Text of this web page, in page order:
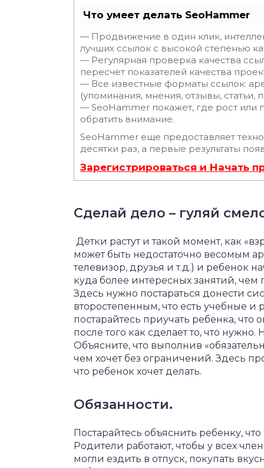
Что умеет делать SeoHammer
— Продвижение в один клик,
лучших ссылок с высокой степенью
— Регулярная проверка качества
пересчет показателей качества
— Все известные форматы ссылок:
(упоминания, мнения, отзывы, статьи,
— SeoHammer покажет, где рост или
обратить внимание.
SeoHammer еще предоставляет
десятки раз, а первые результаты
Зарегистрироваться и Начать
Сделай дело – гуляй
Детки растут и такой момент, как «
может быть недостаточно весомым
телевизор, друзья и т.д.) и ребенок
куда более интересных занятий, чем
Здесь нужно постараться донести
второстепенным, что есть учебные и
постарайтесь приучать ребенка, что
после того как сделает то, что нужно.
Объясните, что выполнив «
чем хочет без ограничений.Здесь
что ребенок хочет делать.
Обязанности.
Постарайтесь объяснить ребенку, что
Родители работают, чтобы у всех
могли ездить в отпуск, покупать